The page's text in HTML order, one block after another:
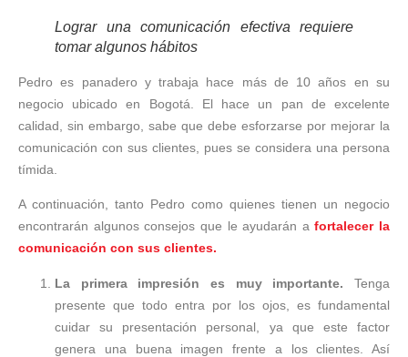
Lograr una comunicación efectiva requiere
tomar algunos hábitos
Pedro es panadero y trabaja hace más de 10 años en su
negocio ubicado en Bogotá. El hace un pan de excelente
calidad, sin embargo, sabe que debe esforzarse por mejorar la
comunicación con sus clientes, pues se considera una persona
tímida.
A continuación, tanto Pedro como quienes tienen un negocio
encontrarán algunos consejos que le ayudarán afortalecer la
comunicación con sus clientes.
La primera impresión es muy importante. Tenga
presente que todo entra por los ojos, es fundamental
cuidar su presentación personal, ya que este factor
genera una buena imagen frente a los clientes. Así